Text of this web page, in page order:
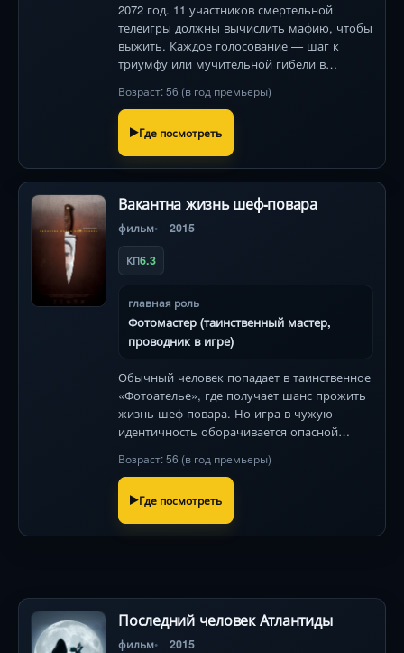
2072 год. 11 участников смертельной
телеигры должны вычислить мафию, чтобы
выжить. Каждое голосование — шаг к
триумфу или мучительной гибели в
Возраст: 56 (в год премьеры)
Где посмотреть
Вакантна жизнь шеф-повара
фильм 2015
КП6.3
главная роль
Фотомастер (таинственный мастер,
проводник в игре)
Обычный человек попадает в таинственное
«Фотоателье», где получает шанс прожить
жизнь шеф-повара. Но игра в чужую
идентичность оборачивается опасной
[149 символов]
Возраст: 56 (в год премьеры)
Где посмотреть
Последний человек Атлантиды
фильм 2015